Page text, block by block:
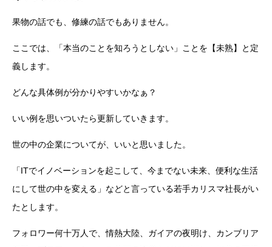
果物の話でも、修練の話でもありません。
ここでは、「本当のことを知ろうとしない」ことを【未熟】と定
義します。
どんな具体例が分かりやすいかなぁ？
いい例を思いついたら更新していきます。
世の中の企業についてが、いいと思いました。
「ITでイノベーションを起こして、今までない未来、便利な生活
にして世の中を変える」などと言っている若手カリスマ社長がい
たとします。
フォロワー何十万人で、情熱大陸、ガイアの夜明け、カンブリア